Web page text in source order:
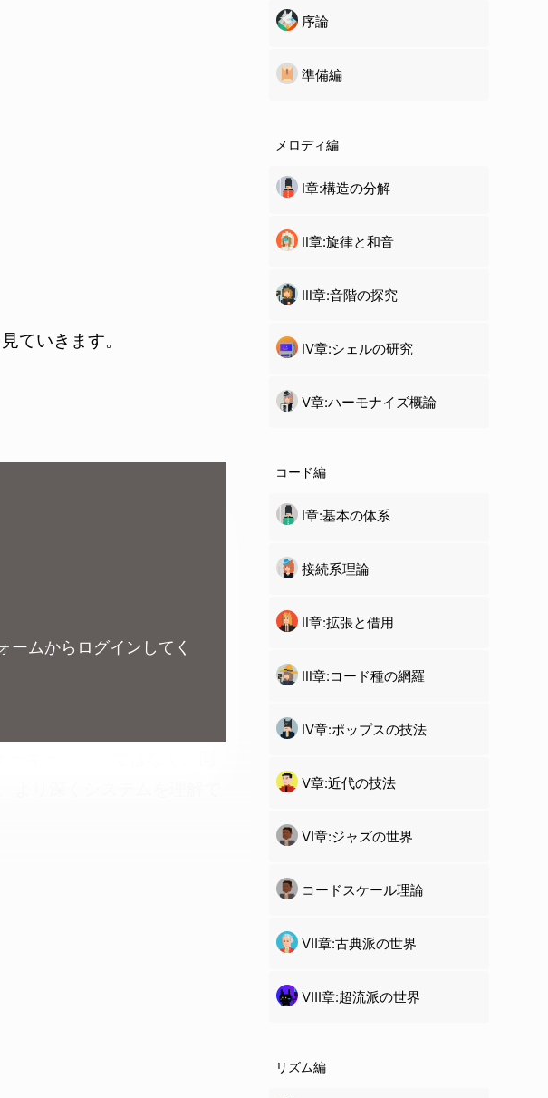
ていきます。
ムからログインしてく
序論
準備編
メロディ編
Ⅰ章:構造の分解
Ⅱ章:旋律と和音
Ⅲ章:音階の探究
Ⅳ章:シェルの研究
Ⅴ章:ハーモナイズ概論
コード編
Ⅰ章:基本の体系
接続系理論
Ⅱ章:拡張と借用
Ⅲ章:コード種の網羅
Ⅳ章:ポップスの技法
Ⅴ章:近代の技法
Ⅵ章:ジャズの世界
コードスケール理論
Ⅶ章:古典派の世界
Ⅷ章:超流派の世界
リズム編